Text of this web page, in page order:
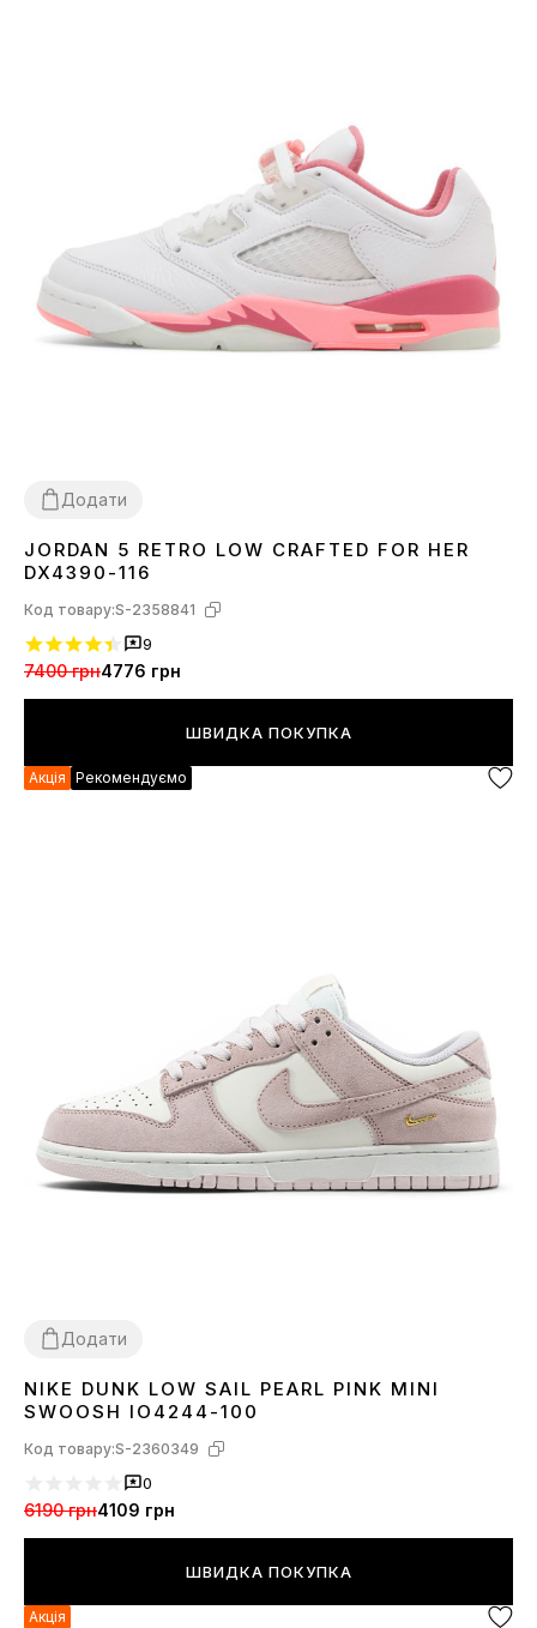
Додати
363738394041
JORDAN 5 RETRO LOW CRAFTED FOR HER
DX4390-116
Код товару:S-2358841
9
7400 грн4776 грн
ШВИДКА ПОКУПКА
Акція Рекомендуємо
Додати
3637 383940 41
NIKE DUNK LOW SAIL PEARL PINK MINI
SWOOSH IO4244-100
Код товару:S-2360349
0
6190 грн4109 грн
ШВИДКА ПОКУПКА
Акція